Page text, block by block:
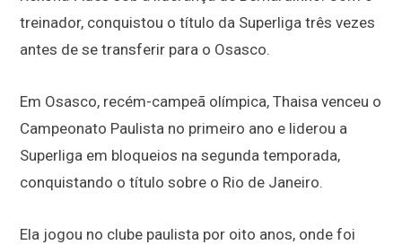
treinador, conquistou o título da Superliga três vezes
antes de se transferir para o Osasco.
Em Osasco, recém-campeã olímpica, Thaisa venceu o
Campeonato Paulista no primeiro ano e liderou a
Superliga em bloqueios na segunda temporada,
conquistando o título sobre o Rio de Janeiro.
Ela jogou no clube paulista por oito anos, onde foi